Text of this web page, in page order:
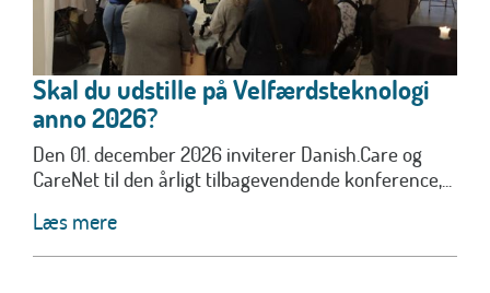
Skal du udstille på Velfærdsteknologi
anno 2026?
Den 01. december 2026 inviterer Danish.Care og
CareNet til den årligt tilbagevendende konference,...
Læs mere